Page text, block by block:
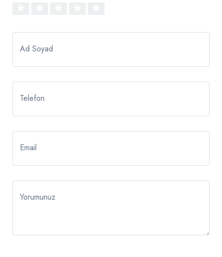
Ad Soyad
Telefon
Email
Yorumunuz